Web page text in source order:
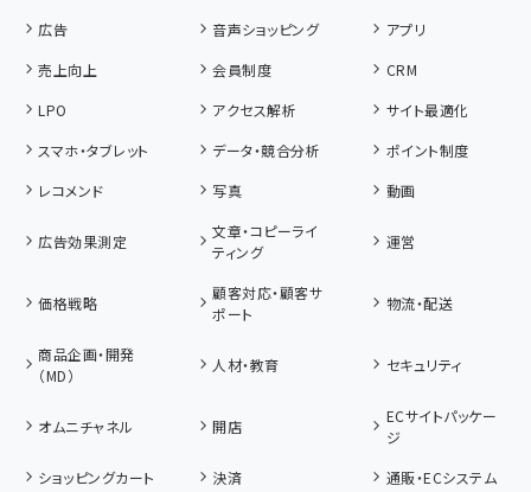
広告
音声ショッピング
アプリ
売上向上
会員制度
CRM
LPO
アクセス解析
サイト最適化
スマホ・タブレット
データ・競合分析
ポイント制度
レコメンド
写真 動画
広告効果測定
文章・コピーライ
ティング
運営
価格戦略
顧客対応・顧客サ
ポート
物流・配送
商品企画・開発
（MD）
人材・教育 セキュリティ
オムニチャネル 開店
ECサイトパッケー
ジ
ショッピングカート
決済
通販・ECシステム